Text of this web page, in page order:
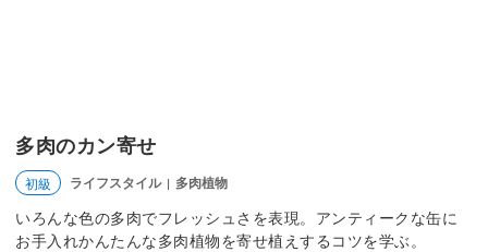
多肉のカン寄せ
初級 ライフスタイル | 多肉植物
いろんな色の多肉でフレッシュさを表現。アンティークな缶に
お手入れかんたんな多肉植物を寄せ植えするコツを学ぶ。